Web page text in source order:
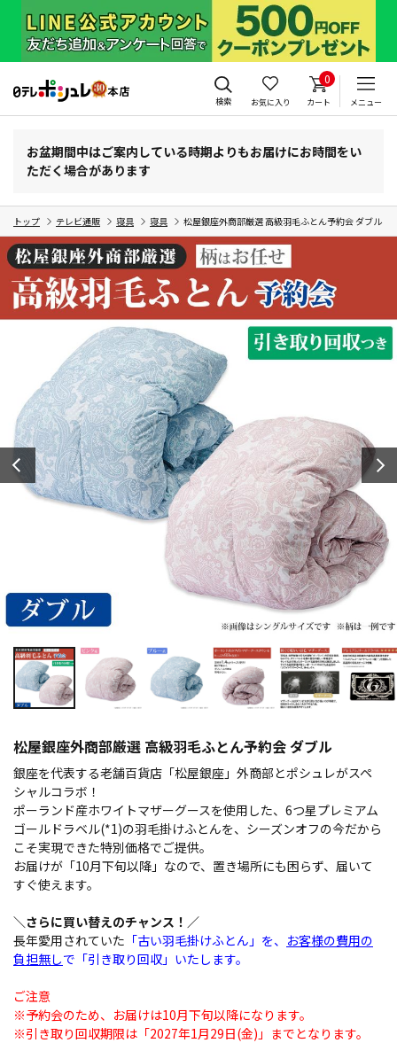
検索 お気に入り
0
カート メニュー
お盆期間中はご案内している時期よりもお届けにお時間をい
ただく場合があります
トップ テレビ通販 寝具 寝具 松屋銀座外商部厳選 高級羽毛ふとん予約会 ダブル
松屋銀座外商部厳選 高級羽毛ふとん予約会 ダブル
銀座を代表する老舗百貨店「松屋銀座」外商部とポシュレがスペ
シャルコラボ！
ポーランド産ホワイトマザーグースを使用した、6つ星プレミアム
ゴールドラベル(*1)の羽毛掛けふとんを、シーズンオフの今だから
こそ実現できた特別価格でご提供。
お届けが「10月下旬以降」なので、置き場所にも困らず、届いて
すぐ使えます。
＼さらに買い替えのチャンス！／
長年愛用されていた 「古い羽毛掛けふとん」を、 お客様の費用の
負担無しで「引き取り回収」いたします。
ご注意
※予約会のため、お届けは10月下旬以降になります。
※引き取り回収期限は「2027年1月29日(金)」までとなります。